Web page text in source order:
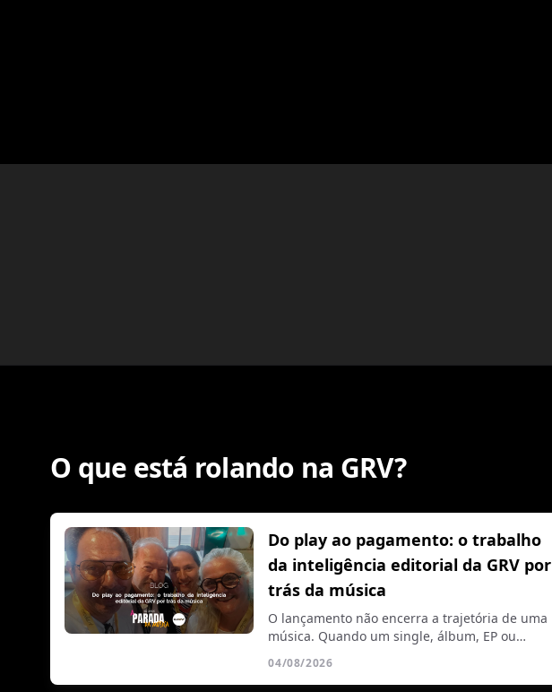
O que está rolando na GRV?
Do play ao pagamento: o trabalho
da inteligência editorial da GRV por
trás da música
O lançamento não encerra a trajetória de uma
música. Quando um single, álbum, EP ou…
04/08/2026